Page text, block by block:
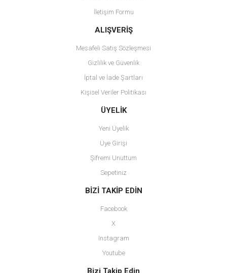
Ürün fiyatı diğer sitelerden daha pahalı.
Bu ürüne benzer farklı alternatifler olmalı.
Gönder
İletişim Formu
ALIŞVERİŞ
Mesafeli Satış Sözleşmesi
Gizlilik ve Güvenlik
İptal ve İade Şartları
Kişisel Veriler Politikası
ÜYELİK
Yeni Üyelik
Üye Girişi
Şifremi Unuttum
Sepetiniz
BİZİ TAKİP EDİN
Facebook
X
Instagram
Youtube
Bizi Takip Edin